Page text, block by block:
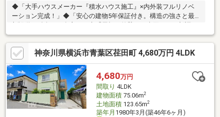
◆「大手ハウスメーカー『積水ハウス施工』×内外装フルリノベ
ーション完成！」◆「安心の建物5年保証付き。構造の強さと最
まるで新築のような安心感をこの価格で。」◆「『市が尾』駅徒
歩8分。敷地56坪超・庭付きで叶えるゆとりの青葉区ライフ。」
◆「小学校徒歩7分・中学校徒歩5分！子育て家族に嬉しい緑豊か
な住環境。」◆「主寝室はゆとりの10.1帖。全居室6帖以上＋WIC
で広々暮らす3LDK。」◆「20.4帖の大空間LDKに家族が集う。
『つどういえ』で育む心地よい時間。」お問い合わせは【0120-
70-6012】まで。
神奈川県横浜市青葉区荏田町 4,680万円 4LDK
4,680万円
間取り 4LDK
建物面積75.06m2
土地面積123.65m2
築年月 1980年3月(築46年6ヶ月)